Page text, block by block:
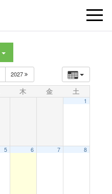
t
2027
木 金 土
1
5 6 7 8